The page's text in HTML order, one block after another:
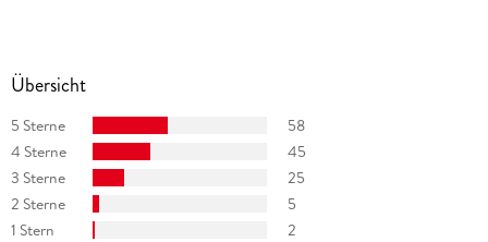
Übersicht
5 Sterne
58
4 Sterne
45
3 Sterne
25
2 Sterne
5
1 Stern
2